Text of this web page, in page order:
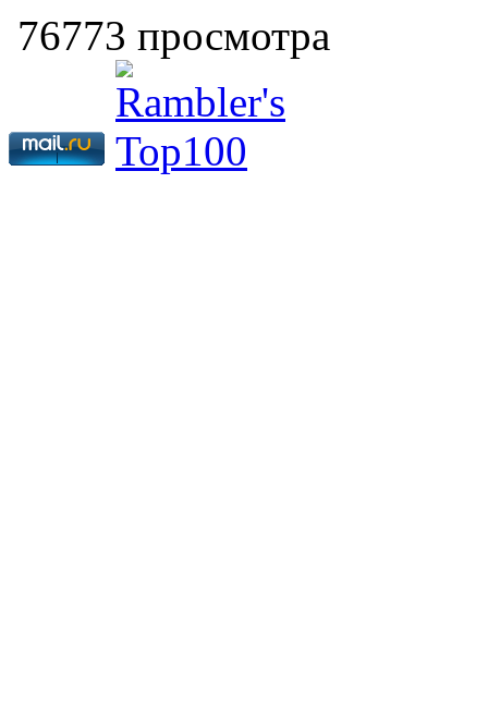
76773 просмотра